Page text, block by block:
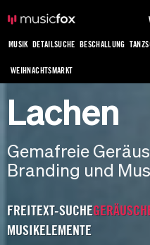
MUSIK DETAILSUCHE BESCHALLUNG
WEIHNACHTSMARKT
Lachen
Gemafreie
Branding und
FREITEXT-SUCHE
MUSIKELEMENTE